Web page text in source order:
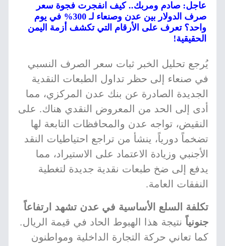
عاجل: صادم ومربك.. كيف انفجرت فجوة سعر
صرف الدولار بين عدن وصنعاء لـ 300% في يوم
واحد؟ تعرف على الأرقام التي تكشف أزمة اليمن
الحقيقية!
يُرجع تحليل الخبر ثبات سعر الصرف النسبي
في صنعاء إلى حظر تداول الطبعات النقدية
الجديدة الصادرة عن بنك عدن المركزي، مما
أدى إلى الحد من المعروض النقدي هناك. على
النقيض، تواجه عدن والمحافظات التابعة لها
تضخماً دورياً، ينشأ من تراجع احتياطيات النقد
الأجنبي وزيادة الاعتماد على الاستيراد، مما
يدفع إلى ضخ طبعات نقدية جديدة لتغطية
النفقات العامة.
تكلفة السلع الأساسية في عدن تشهد ارتفاعاً
جنونياً نتيجة هذا الهبوط الحاد في قيمة الريال.
كما تعاني حركة التجارة الداخلية ومواطنون